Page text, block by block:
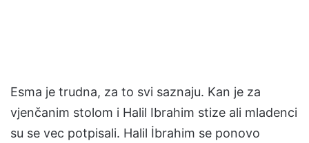
Esma je trudna, za to svi saznaju. Kan je za
vjenčanim stolom i Halil Ibrahim stize ali mladenci
su se vec potpisali. Halil İbrahim se ponovo